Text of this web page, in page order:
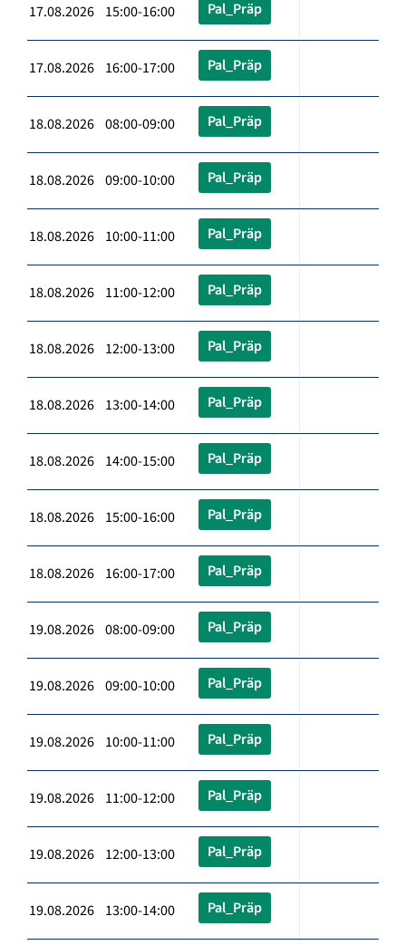
17.08.2026 15:00-16:00 Pal_Präp
17.08.2026 16:00-17:00 Pal_Präp
18.08.2026 08:00-09:00 Pal_Präp
18.08.2026 09:00-10:00 Pal_Präp
18.08.2026 10:00-11:00 Pal_Präp
18.08.2026 11:00-12:00 Pal_Präp
18.08.2026 12:00-13:00 Pal_Präp
18.08.2026 13:00-14:00 Pal_Präp
18.08.2026 14:00-15:00 Pal_Präp
18.08.2026 15:00-16:00 Pal_Präp
18.08.2026 16:00-17:00 Pal_Präp
19.08.2026 08:00-09:00 Pal_Präp
19.08.2026 09:00-10:00 Pal_Präp
19.08.2026 10:00-11:00 Pal_Präp
19.08.2026 11:00-12:00 Pal_Präp
19.08.2026 12:00-13:00 Pal_Präp
19.08.2026 13:00-14:00 Pal_Präp